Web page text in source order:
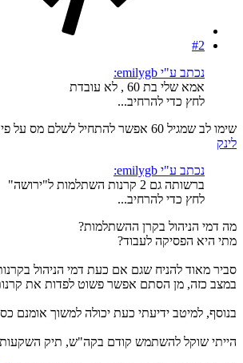
#2
נכתב ע"י emilygb:
אמא שלי בת 60 , לא עובדת
לחץ כדי להרחיב...
שימו לב שמגיל 60 אפשר להתחיל לשלם מס על פי מדרגת המס ולא 25% (מס רווחי הון).
לינק
נכתב ע"י emilygb:
ברשותה גם 2 קרנות השתלמות ל"ירושה"
לחץ כדי להרחיב...
מה דמי הניהול בקרן ההשתלמות?
מתי היא הפסיקה לעבוד?
סביר מאוד להניח שגם אם כעת דמי הניהול
במצב כזה, מן הסתם אפשר פשוט לפדות את
בנוסף, למיטב ידיעתי כעת יכולה למשוך אומנם כספים מהפנסיה,
הייתי שוקל להשתמש קודם בקה"ש, תיק השקעות עצמאי ורק